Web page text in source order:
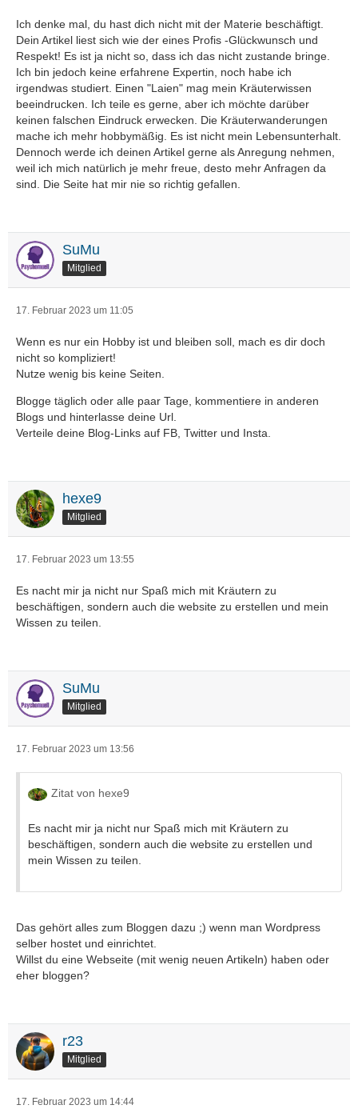
Ich denke mal, du hast dich nicht mit der Materie beschäftigt.
Dein Artikel liest sich wie der eines Profis -Glückwunsch und
Respekt! Es ist ja nicht so, dass ich das nicht zustande bringe.
Ich bin jedoch keine erfahrene Expertin, noch habe ich
irgendwas studiert. Einen "Laien" mag mein Kräuterwissen
beeindrucken. Ich teile es gerne, aber ich möchte darüber
keinen falschen Eindruck erwecken. Die Kräuterwanderungen
mache ich mehr hobbymäßig. Es ist nicht mein Lebensunterhalt.
Dennoch werde ich deinen Artikel gerne als Anregung nehmen,
weil ich mich natürlich je mehr freue, desto mehr Anfragen da
sind. Die Seite hat mir nie so richtig gefallen.
SuMu
Mitglied
17. Februar 2023 um 11:05
Wenn es nur ein Hobby ist und bleiben soll, mach es dir doch
nicht so kompliziert!
Nutze wenig bis keine Seiten.
Blogge täglich oder alle paar Tage, kommentiere in anderen
Blogs und hinterlasse deine Url.
Verteile deine Blog-Links auf FB, Twitter und Insta.
hexe9
Mitglied
17. Februar 2023 um 13:55
Es nacht mir ja nicht nur Spaß mich mit Kräutern zu
beschäftigen, sondern auch die website zu erstellen und mein
Wissen zu teilen.
SuMu
Mitglied
17. Februar 2023 um 13:56
Zitat von hexe9
Es nacht mir ja nicht nur Spaß mich mit Kräutern zu
beschäftigen, sondern auch die website zu erstellen und
mein Wissen zu teilen.
Das gehört alles zum Bloggen dazu ;) wenn man Wordpress
selber hostet und einrichtet.
Willst du eine Webseite (mit wenig neuen Artikeln) haben oder
eher bloggen?
r23
Mitglied
17. Februar 2023 um 14:44